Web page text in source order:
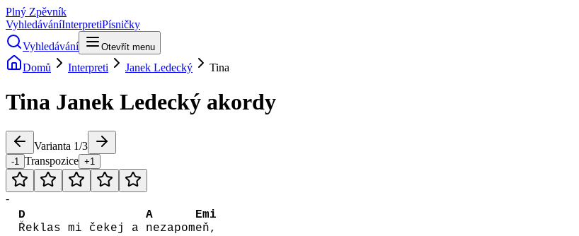
Plný Zpěvník
VyhledáváníInterpretiPísničky
Vyhledávání
Otevřít menu
Domů Interpreti Janek Ledecký Tina
Tina Janek Ledecký akordy
Varianta 1/3
-1 Transpozice +1
-
D
Řeklas mi čekej a
A
nezapom
Emi
eň,